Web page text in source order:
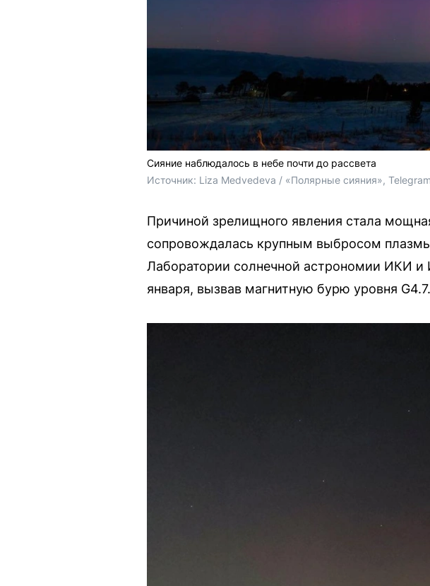
Сияние наблюдалось в небе почти до рассвета
Источник: Liza Medvedeva / «Полярные сияния», Telegram
Причиной зрелищного явления стала
сопровождалась крупным выбросом
Лаборатории солнечной астрономии ИКИ и
января, вызвав магнитную бурю уровня G4.7.